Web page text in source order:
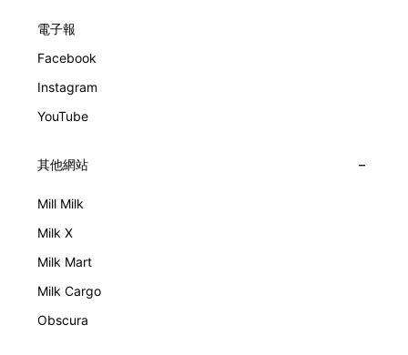
電子報
Facebook
Instagram
YouTube
其他網站
Mill Milk
Milk X
Milk Mart
Milk Cargo
Obscura